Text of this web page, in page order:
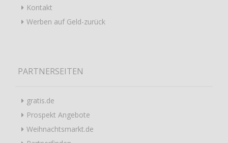
Kontakt
Werben auf Geld-zurück
PARTNERSEITEN
gratis.de
Prospekt Angebote
Weihnachtsmarkt.de